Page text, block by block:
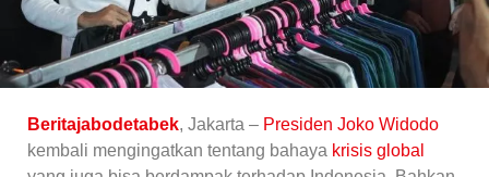
Beritajabodetabek, Jakarta – Presiden Joko Widodo
kembali mengingatkan tentang bahaya krisis global